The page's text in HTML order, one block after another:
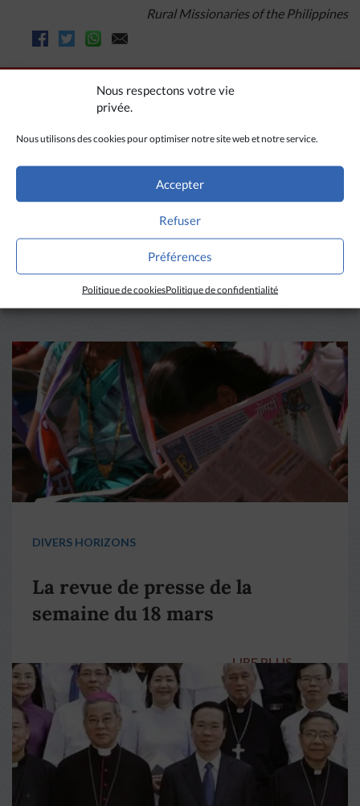
Nous respectons votre vie
privée.
Nous utilisons des cookies pour optimiser notre site web et notre service.
Accepter
Refuser
Préférences
Politique de cookiesPolitique de confidentialité
Rural Missionaries of the Philippines
A LIRE AUSSI
DIVERS HORIZONS
La revue de presse de la
semaine du 18 mars
LIRE PLUS →